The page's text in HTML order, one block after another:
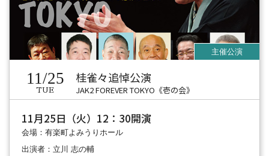
11/25
TUE
桂雀々追悼公演
JAK2 FOREVER TOKYO《壱の会》
11月25日（火）12：30開演
会場：有楽町よみうりホール
出演者：立川 志の輔